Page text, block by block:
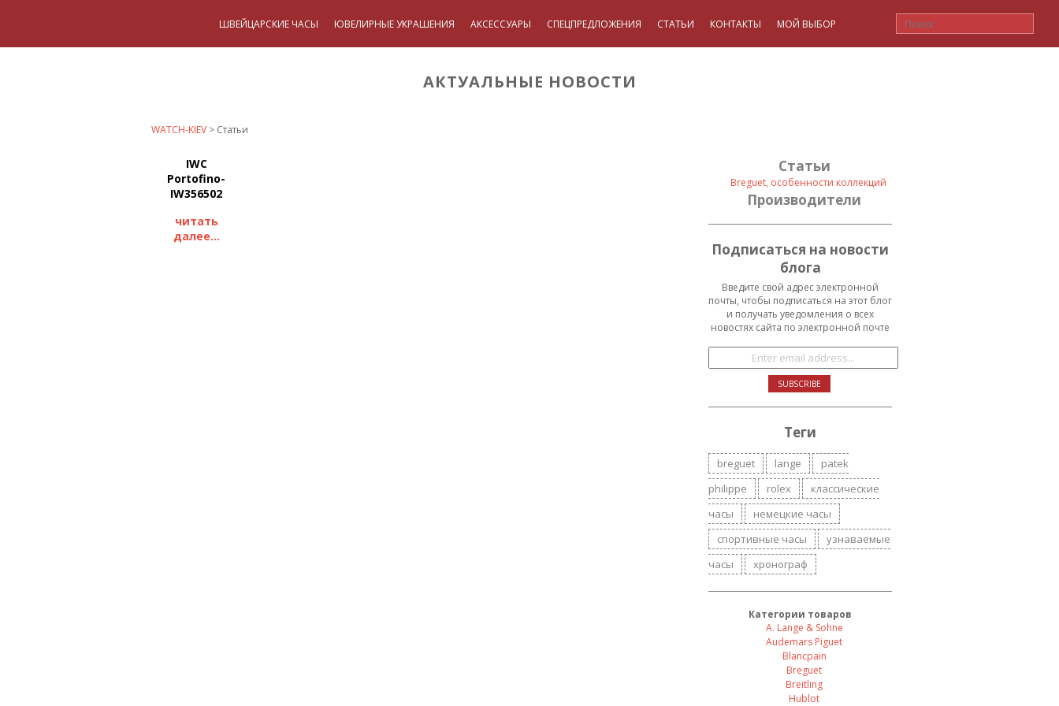
ШВЕЙЦАРСКИЕ ЧАСЫ ЮВЕЛИРНЫЕ УКРАШЕНИЯ АКСЕССУАРЫ СПЕЦПРЕДЛОЖЕНИЯ СТАТЬИ КОНТАКТЫ МОЙ ВЫБОР
АКТУАЛЬНЫЕ НОВОСТИ
WATCH-KIEV > Статьи
IWC
Portofino-
IW356502
читать
далее...
Статьи
Breguet, особенности коллекций
Производители
Подписаться на новости
блога
Введите свой адрес электронной
почты, чтобы подписаться на этот блог
и получать уведомления о всех
новостях сайта по электронной почте
Теги
breguet lange
patek
philippe
rolex
классические
часы
немецкие часы
спортивные часы
узнаваемые
часы
хронограф
Категории товаров
A. Lange & Sohne
Audemars Piguet
Blancpain
Breguet
Breitling
Hublot